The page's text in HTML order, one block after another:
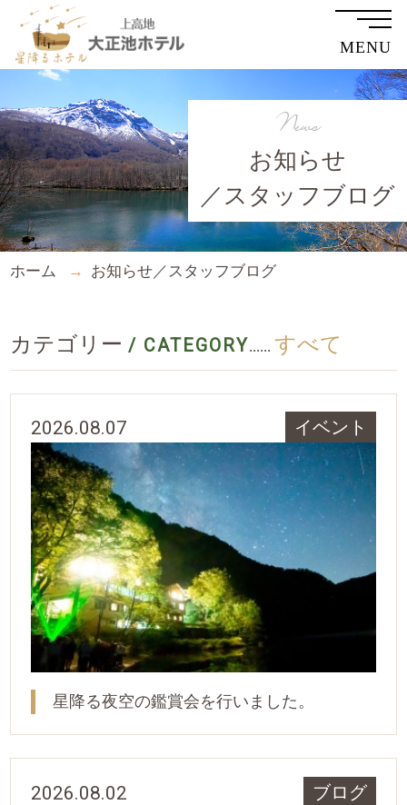
MENU
お知らせ
／スタッフブログ
News
ホーム お知らせ／スタッフブログ
カテゴリー / CATEGORY...... すべて
2026.08.07 イベント
星降る夜空の鑑賞会を行いました。
2026.08.02 ブログ